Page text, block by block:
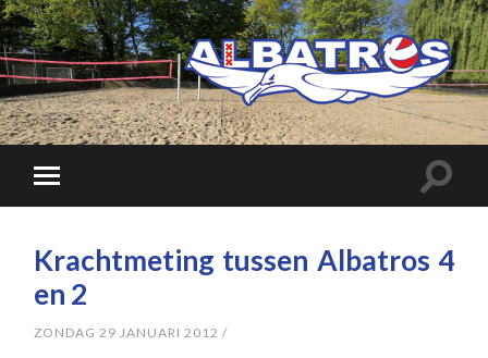
Krachtmeting tussen Albatros 4
en 2
ZONDAG 29 JANUARI 2012 /